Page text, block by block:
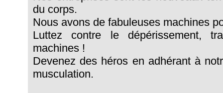
du corps.
Nous avons de fabuleuses machines
Luttez contre le dépérissement,
machines !
Devenez des héros en adhérant à
musculation.